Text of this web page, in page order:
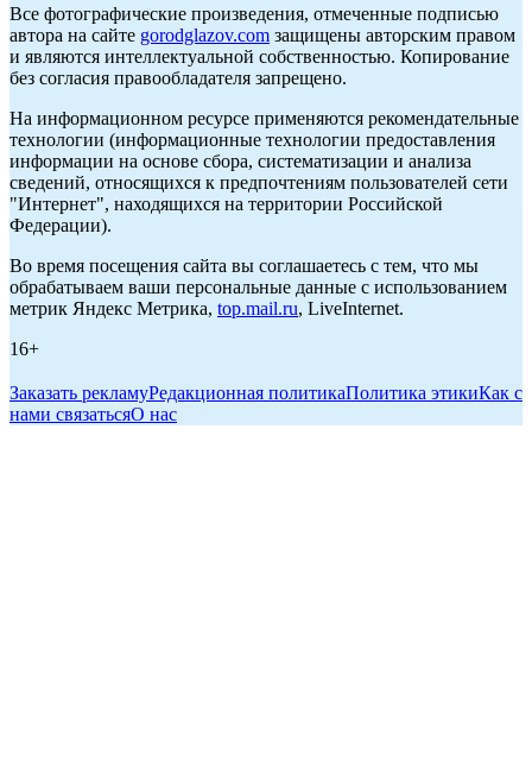
Все фотографические произведения, отмеченные подписью
автора на сайте gorodglazov.com защищены авторским правом
и являются интеллектуальной собственностью. Копирование
без согласия правообладателя запрещено.
На информационном ресурсе применяются рекомендательные
технологии (информационные технологии предоставления
информации на основе сбора, систематизации и анализа
сведений, относящихся к предпочтениям пользователей сети
"Интернет", находящихся на территории Российской
Федерации).
Во время посещения сайта вы соглашаетесь с тем, что мы
обрабатываем ваши персональные данные с использованием
метрик Яндекс Метрика, top.mail.ru, LiveInternet.
16+
Заказать рекламуРедакционная политикаПолитика этикиКак с
нами связатьсяО нас